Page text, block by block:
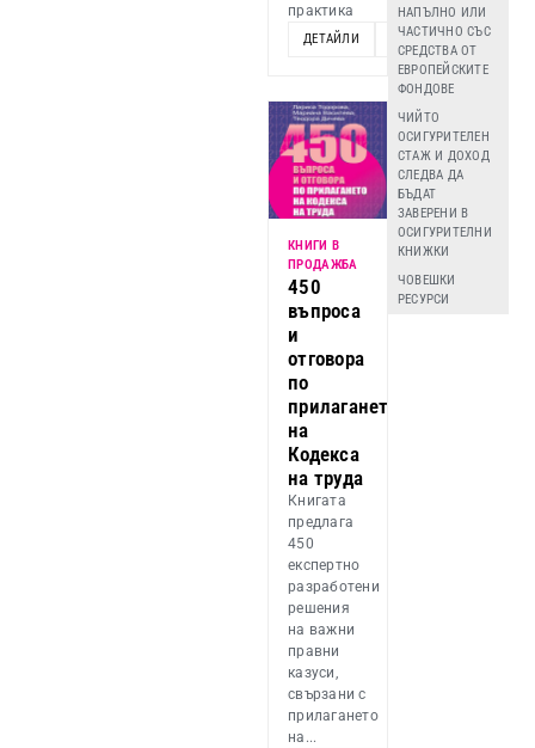
практика
ДЕТАЙЛИ ДОБАВИ
КНИГИ В
ПРОДАЖБА
450
въпроса
и
отговора
по
прилагането
на
Кодекса
на труда
Книгата
предлага
450
експертно
разработени
решения
на важни
правни
казуси,
свързани с
прилагането
на...
НАПЪЛНО ИЛИ
ЧАСТИЧНО СЪС
СРЕДСТВА ОТ
ЕВРОПЕЙСКИТЕ
ФОНДОВЕ
ЧИЙТО
ОСИГУРИТЕЛЕН
СТАЖ И ДОХОД
СЛЕДВА ДА
БЪДАТ
ЗАВЕРЕНИ В
ОСИГУРИТЕЛНИ
КНИЖКИ
ЧОВЕШКИ
РЕСУРСИ